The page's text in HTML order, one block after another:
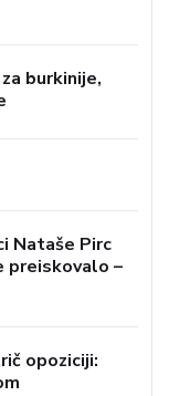
burkinije,
Nataše Pirc
preiskovalo –
opoziciji: